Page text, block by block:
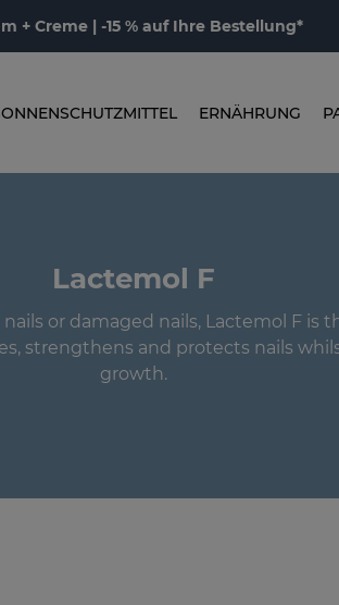
+ Creme | -15 % auf Ihre Bestellung*
ERNÄHRUNG
Lactemol F
or damaged nails, Lactemol F is
strengthens and protects nails
growth.